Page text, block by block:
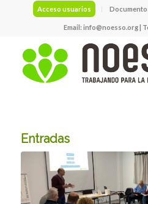
Acceso usuarios
Email:info@noesso.org|
Entradas